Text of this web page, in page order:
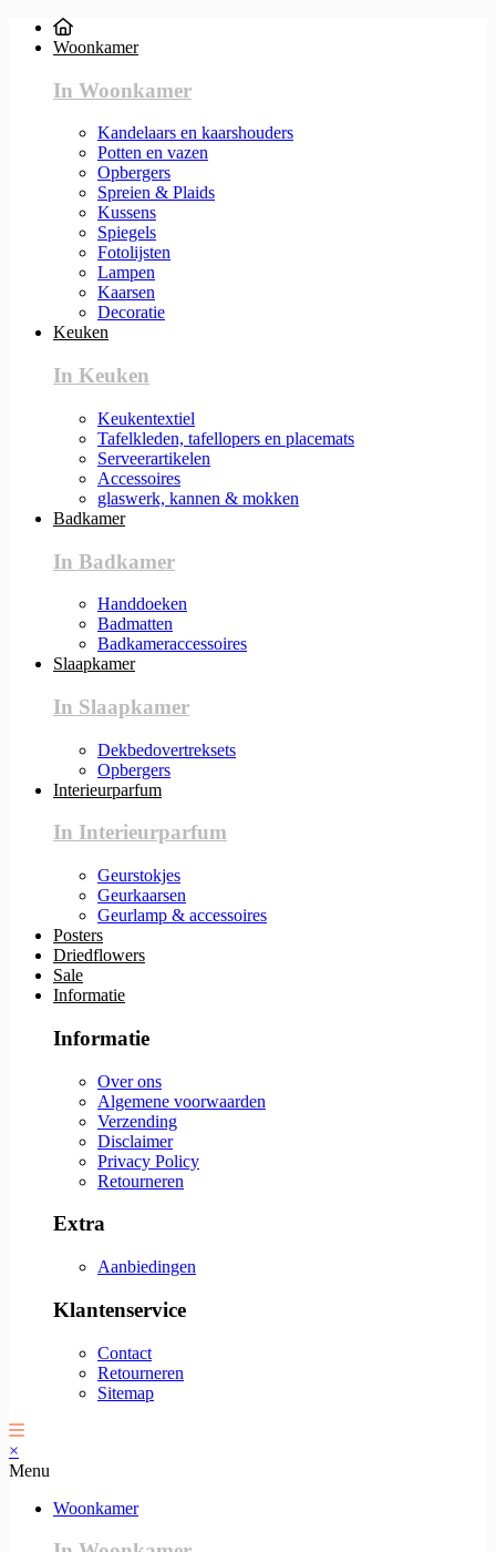
Woonkamer
In Woonkamer
Kandelaars en kaarshouders
Potten en vazen
Opbergers
Spreien & Plaids
Kussens
Spiegels
Fotolijsten
Lampen
Kaarsen
Decoratie
Keuken
In Keuken
Keukentextiel
Tafelkleden, tafellopers en placemats
Serveerartikelen
Accessoires
glaswerk, kannen & mokken
Badkamer
In Badkamer
Handdoeken
Badmatten
Badkameraccessoires
Slaapkamer
In Slaapkamer
Dekbedovertreksets
Opbergers
Interieurparfum
In Interieurparfum
Geurstokjes
Geurkaarsen
Geurlamp & accessoires
Posters
Driedflowers
Sale
Informatie
Informatie
Over ons
Algemene voorwaarden
Verzending
Disclaimer
Privacy Policy
Retourneren
Extra
Aanbiedingen
Klantenservice
Contact
Retourneren
Sitemap
×
Menu
Woonkamer